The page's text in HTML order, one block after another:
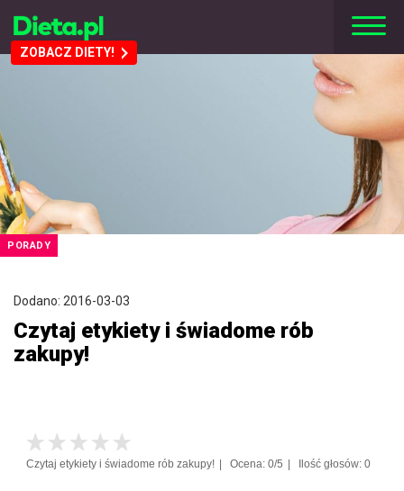
ZOBACZ DIETY!
PORADY
Dodano: 2016-03-03
Czytaj etykiety i świadome rób
zakupy!
Czytaj etykiety i świadome rób zakupy! Ocena: 0/5 Ilość głosów: 0